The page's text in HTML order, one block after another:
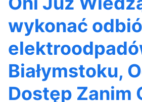
wykonać
Białymstoku,
Dostęp Zanim